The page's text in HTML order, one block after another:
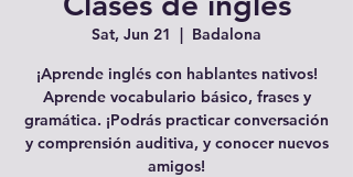
Sat, Jun 21
  |
Badalona
¡Aprende inglés con hablantes nativos!
Aprende vocabulario básico, frases y
gramática. ¡Podrás practicar conversación
y comprensión auditiva, y conocer nuevos
amigos!